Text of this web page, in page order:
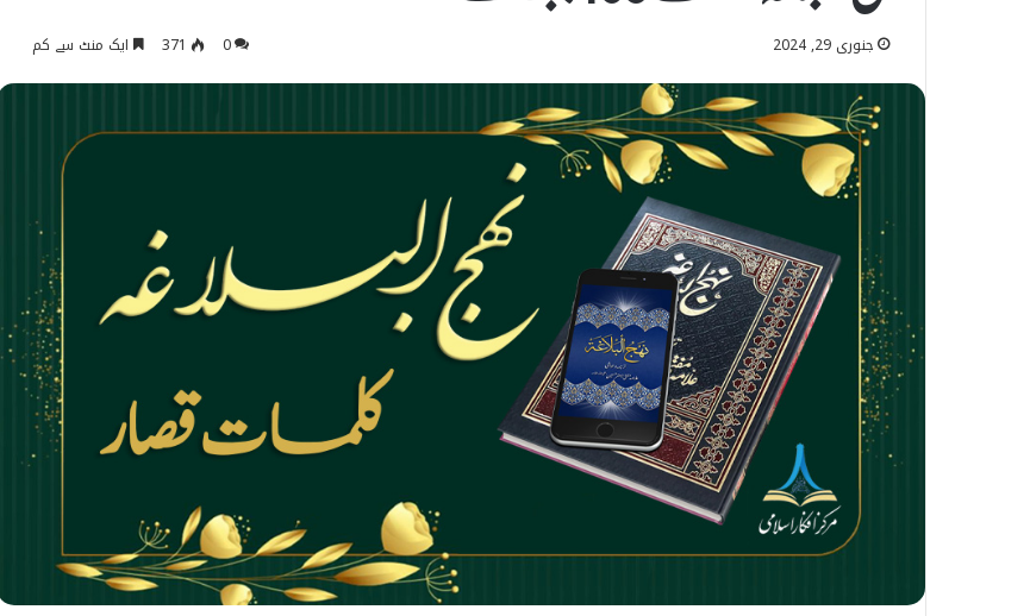
جنوری 29, 2024 0
371 ایک منٹ سے کم